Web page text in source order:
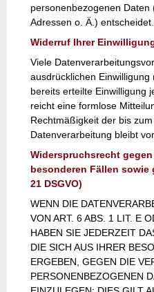
personenbezogenen Daten
Adressen o. Ä.) entscheidet.
Widerruf Ihrer
Viele
ausdrücklichen
bereits erteilte Einwilligung
reicht eine formlose
Rechtmäßigkeit der bis
Datenverarbeitung bleibt
Widerspruchsrecht
besonderen Fällen sowie
21 DSGVO)
WENN DIE
VON ART. 6 ABS. 1 LIT. E
HABEN SIE JEDERZEIT
DIE SICH AUS IHRER
ERGEBEN, GEGEN DIE
PERSONENBEZOGENEN